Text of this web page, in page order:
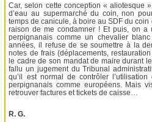
Car, selon cette conception « aliotesque
d’eau au supermarché du coin, non
temps de canicule, à boire au SDF du coin
raison de me condamner ! Et puis, on a
perpignanais comme un chevalier
années, il refuse de se soumettre à la
notes de frais (déplacements,
le cadre de son mandat de maire durant
fallu un jugement du Tribunal
qu’il est normal de contrôler
perpignanais comme européens. Mais
retrouver factures et tickets de caisse…
R. G.